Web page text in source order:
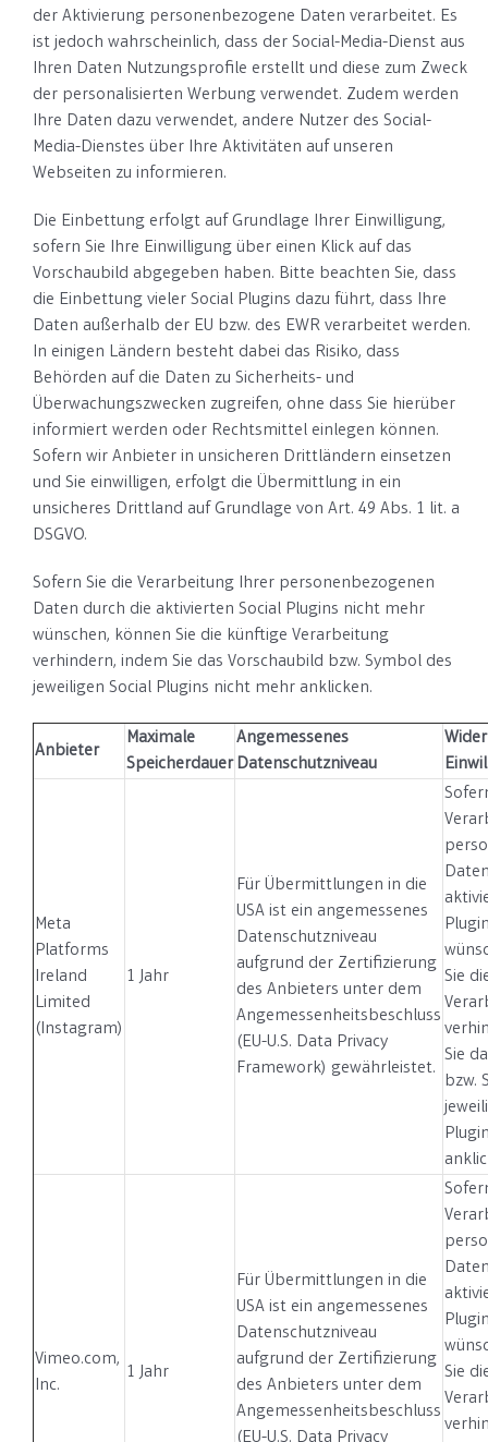
der Aktivierung personenbezogene Daten verarbeitet. Es
ist jedoch wahrscheinlich, dass der Social-Media-Dienst aus
Ihren Daten Nutzungsprofile erstellt und diese zum Zweck
der personalisierten Werbung verwendet. Zudem werden
Ihre Daten dazu verwendet, andere Nutzer des Social-
Media-Dienstes über Ihre Aktivitäten auf unseren
Webseiten zu informieren.
Die Einbettung erfolgt auf Grundlage Ihrer Einwilligung,
sofern Sie Ihre Einwilligung über einen Klick auf das
Vorschaubild abgegeben haben. Bitte beachten Sie, dass
die Einbettung vieler Social Plugins dazu führt, dass Ihre
Daten außerhalb der EU bzw. des EWR verarbeitet werden.
In einigen Ländern besteht dabei das Risiko, dass
Behörden auf die Daten zu Sicherheits- und
Überwachungszwecken zugreifen, ohne dass Sie hierüber
informiert werden oder Rechtsmittel einlegen können.
Sofern wir Anbieter in unsicheren Drittländern einsetzen
und Sie einwilligen, erfolgt die Übermittlung in ein
unsicheres Drittland auf Grundlage von Art. 49 Abs. 1 lit. a
DSGVO.
Sofern Sie die Verarbeitung Ihrer personenbezogenen
Daten durch die aktivierten Social Plugins nicht mehr
wünschen, können Sie die künftige Verarbeitung
verhindern, indem Sie das Vorschaubild bzw. Symbol des
jeweiligen Social Plugins nicht mehr anklicken.
Anbieter
Maximale
Speicherdauer
Angemessenes
Datenschutzniveau
Meta
Platforms
Ireland
Limited
(Instagram)
1 Jahr
Für Übermittlungen in die
USA ist ein angemessenes
Datenschutzniveau
aufgrund der Zertifizierung
des Anbieters unter dem
Angemessenheitsbeschluss
(EU-U.S. Data Privacy
Framework) gewährleistet.
Sie
Sie
bzw.
Vimeo.com,
Inc.
1 Jahr
Für Übermittlungen in die
USA ist ein angemessenes
Datenschutzniveau
aufgrund der Zertifizierung
des Anbieters unter dem
Angemessenheitsbeschluss
(EU-U.S. Data Privacy
Sie